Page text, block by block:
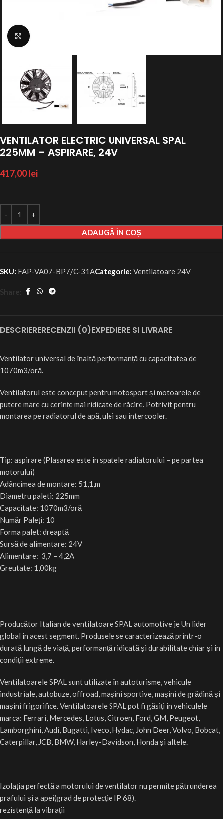
Click to enlarge
VENTILATOR ELECTRIC UNIVERSAL SPAL
225MM – ASPIRARE, 24V
417,00lei
ADAUGĂ ÎN COȘ
SKU: FAP-VA07-BP7/C-31ACategorie: Ventilatoare 24V
Share:
DESCRIERERECENZII (0)EXPEDIERE SI LIVRARE
Ventilator universal de înaltă performanță cu capacitatea de
1070m3/oră.
Ventilatorul este conceput pentru motosport și motoarele de
putere mare cu cerințe mai ridicate de răcire. Potrivit pentru
montarea pe radiatorul de apă, ulei sau intercooler.
Tip: aspirare (Plasarea este în spatele radiatorului – pe partea
motorului)
Adâncimea de montare: 51,1,m
Diametru paleti: 225mm
Capacitate: 1070m3/oră
Număr Paleți: 10
Forma palet: dreaptă
Sursă de alimentare: 24V
Alimentare: 3,7 – 4,2A
Greutate: 1,00kg
Producător Italian de ventilatoare SPAL automotive je Un lider
global în acest segment. Produsele se caracterizează printr-o
durată lungă de viață, performanță ridicată și durabilitate chiar și în
condiții extreme.
Ventilatoarele SPAL sunt utilizate în autoturisme, vehicule
industriale, autobuze, offroad, mașini sportive, mașini de grădină și
mașini frigorifice. Ventilatoarele SPAL pot fi găsiți în vehiculele
marca: Ferrari, Mercedes, Lotus, Citroen, Ford, GM, Peugeot,
Lamborghini, Audi, Bugatti, Iveco, Hydac, John Deer, Volvo, Bobcat,
Caterpillar, JCB, BMW, Harley-Davidson, Honda și altele.
Izolația perfectă a motorului de ventilator nu permite pătrunderea
prafului și a apei(grad de protecție IP 68).
rezistență la vibrații